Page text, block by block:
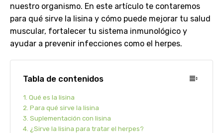
nuestro organismo. En este artículo te contaremos
para qué sirve la lisina y cómo puede mejorar tu salud
muscular, fortalecer tu sistema inmunológico y
ayudar a prevenir infecciones como el herpes.
Tabla de contenidos
Qué es la lisina
Para qué sirve la lisina
Suplementación con lisina
¿Sirve la lisina para tratar el herpes?